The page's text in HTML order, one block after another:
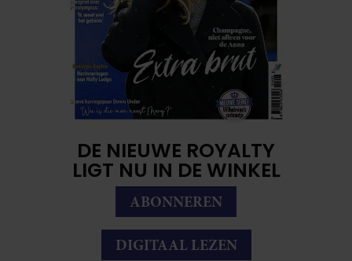
DE NIEUWE ROYALTY
LIGT NU IN DE WINKEL
ABONNEREN
DIGITAAL LEZEN